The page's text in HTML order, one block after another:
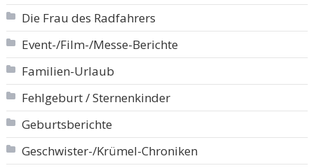
Die Frau des Radfahrers
Event-/Film-/Messe-Berichte
Familien-Urlaub
Fehlgeburt / Sternenkinder
Geburtsberichte
Geschwister-/Krümel-Chroniken